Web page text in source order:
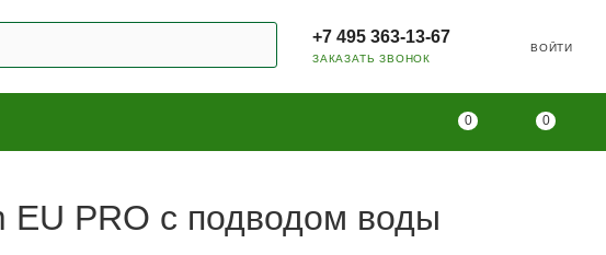
+7 495 363-13-67
ЗАКАЗАТЬ ЗВОНОК
ВОЙТИ
0 0
PRO с подводом воды